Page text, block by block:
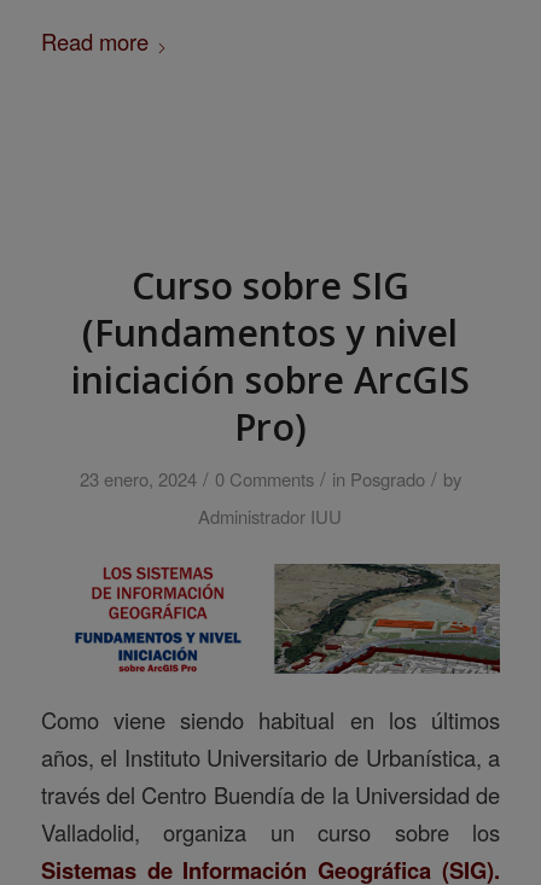
Read more
Curso sobre SIG
(Fundamentos y nivel
iniciación sobre ArcGIS
Pro)
23 enero, 2024 / 0 Comments / in Posgrado / by
Administrador IUU
Como viene siendo habitual en los últimos
años, el Instituto Universitario de Urbanística, a
través del Centro Buendía de la Universidad de
Valladolid, organiza un curso sobre los
Sistemas de Información Geográfica (SIG).